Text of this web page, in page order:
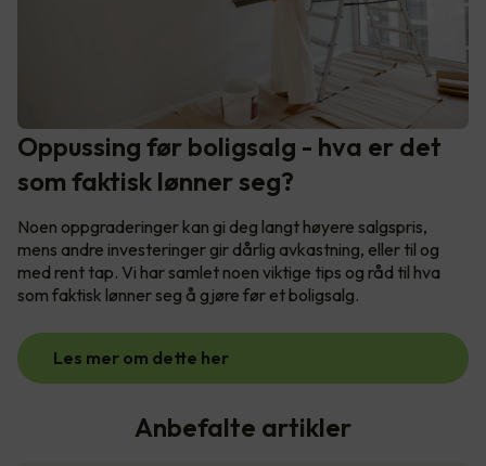
Oppussing før boligsalg - hva er det
som faktisk lønner seg?
Noen oppgraderinger kan gi deg langt høyere salgspris,
mens andre investeringer gir dårlig avkastning, eller til og
med rent tap. Vi har samlet noen viktige tips og råd til hva
som faktisk lønner seg å gjøre før et boligsalg.
Les mer om dette her
Anbefalte artikler